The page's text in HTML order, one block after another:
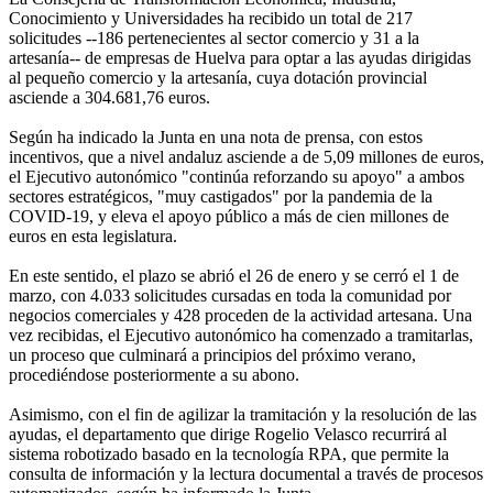
Conocimiento y Universidades ha recibido un total de 217
solicitudes --186 pertenecientes al sector comercio y 31 a la
artesanía-- de empresas de Huelva para optar a las ayudas dirigidas
al pequeño comercio y la artesanía, cuya dotación provincial
asciende a 304.681,76 euros.
Según ha indicado la Junta en una nota de prensa, con estos
incentivos, que a nivel andaluz asciende a de 5,09 millones de euros,
el Ejecutivo autonómico "continúa reforzando su apoyo" a ambos
sectores estratégicos, "muy castigados" por la pandemia de la
COVID-19, y eleva el apoyo público a más de cien millones de
euros en esta legislatura.
En este sentido, el plazo se abrió el 26 de enero y se cerró el 1 de
marzo, con 4.033 solicitudes cursadas en toda la comunidad por
negocios comerciales y 428 proceden de la actividad artesana. Una
vez recibidas, el Ejecutivo autonómico ha comenzado a tramitarlas,
un proceso que culminará a principios del próximo verano,
procediéndose posteriormente a su abono.
Asimismo, con el fin de agilizar la tramitación y la resolución de las
ayudas, el departamento que dirige Rogelio Velasco recurrirá al
sistema robotizado basado en la tecnología RPA, que permite la
consulta de información y la lectura documental a través de procesos